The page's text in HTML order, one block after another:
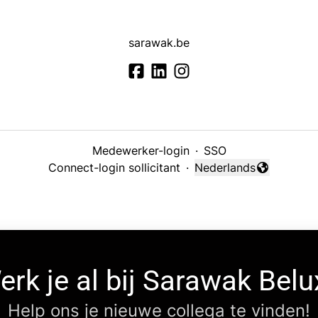
sarawak.be
Medewerker-login · SSO
Connect-login sollicitant ·
Taal wijzigen
Nederlands
je al bij Sarawak
Help ons je nieuwe collega te vinden!